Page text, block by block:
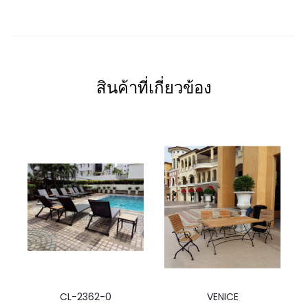
สินค้าที่เกี่ยวข้อง
CL-2362-0 VENICE